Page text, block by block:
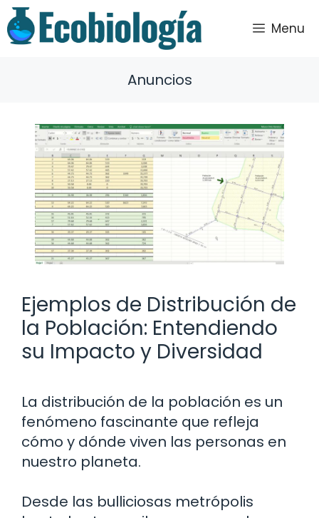
Saltar
al
contenido
Menu
Anuncios
Ejemplos de Distribución de
la Población: Entendiendo
su Impacto y Diversidad
La distribución de la población es un
fenómeno fascinante que refleja
cómo y dónde viven las personas en
nuestro planeta.
Desde las bulliciosas metrópolis